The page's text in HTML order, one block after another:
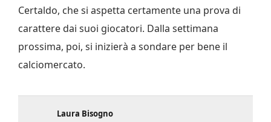
Certaldo, che si aspetta certamente una prova di
carattere dai suoi giocatori. Dalla settimana
prossima, poi, si inizierà a sondare per bene il
calciomercato.
Laura Bisogno